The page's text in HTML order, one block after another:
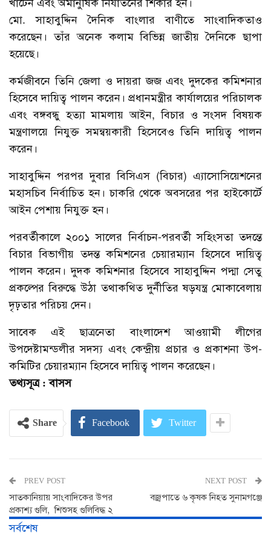
খাটেন এবং অমানুষিক নির্যাতনের শিকার হন।
মো. সাহাবুদ্দিন দৈনিক বাংলার বাণীতে সাংবাদিকতাও
করেছেন। তাঁর অনেক কলাম বিভিন্ন জাতীয় দৈনিকে ছাপা
হয়েছে।
কর্মজীবনে তিনি জেলা ও দায়রা জজ এবং দুদকের কমিশনার
হিসেবে দায়িত্ব পালন করেন। প্রধানমন্ত্রীর কার্যালয়ের পরিচালক
এবং বঙ্গবন্ধু হত্যা মামলায় আইন, বিচার ও সংসদ বিষয়ক
মন্ত্রণালয়ে নিযুক্ত সমন্বয়কারী হিসেবেও তিনি দায়িত্ব পালন
করেন।
সাহাবুদ্দিন পরপর দুবার বিসিএস (বিচার) এ্যাসোসিয়েশনের
মহাসচিব নির্বাচিত হন। চাকরি থেকে অবসরের পর হাইকোর্টে
আইন পেশায় নিযুক্ত হন।
পরবর্তীকালে ২০০১ সালের নির্বাচন-পরবর্তী সহিংসতা তদন্তে
বিচার বিভাগীয় তদন্ত কমিশনের চেয়ারম্যান হিসেবে দায়িত্ব
পালন করেন। দুদক কমিশনার হিসেবে সাহাবুদ্দিন পদ্মা সেতু
প্রকল্পের বিরুদ্ধে উঠা তথাকথিত দুর্নীতির ষড়যন্ত্র মোকাবেলায়
দৃঢ়তার পরিচয় দেন।
সাবেক এই ছাত্রনেতা বাংলাদেশ আওয়ামী লীগের
উপদেষ্টামন্ডলীর সদস্য এবং কেন্দ্রীয় প্রচার ও প্রকাশনা উপ-
কমিটির চেয়ারম্যান হিসেবে দায়িত্ব পালন করেছেন।
তথ্যসূত্র : বাসস
Share Facebook Twitter
PREV POST
সাতকানিয়ায় সাংবাদিকের উপর
প্রকাশ্য গুলি, শিশুসহ গুলিবিদ্ধ ২
NEXT POST
বজ্রপাতে ৬ কৃষক নিহত সুনামগঞ্জে
সর্বশেষ